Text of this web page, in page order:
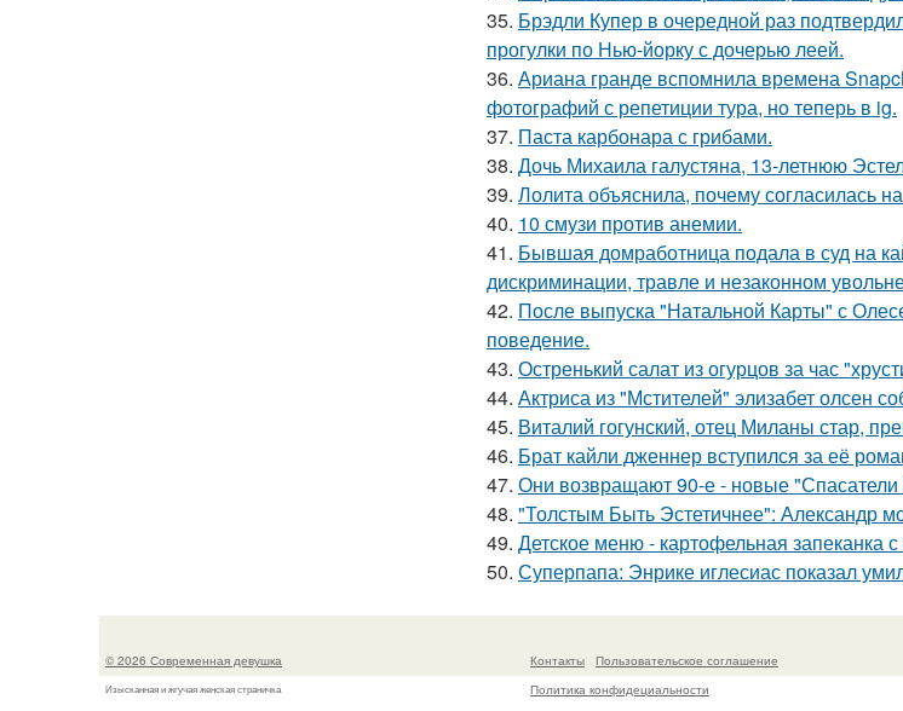
35. Брэдли Купер в очередной раз
прогулки по Нью-йорку с дочерью леей.
36. Ариана гранде вспомнила времена
фотографий с репетиции тура, но теперь в ig.
37. Паста карбонара с грибами.
38. Дочь Михаила галустяна, 13-летнюю
39. Лолита объяснила, почему согласилась
40. 10 смузи против анемии.
41. Бывшая домработница подала в суд на
дискриминации, травле и незаконном
42. После выпуска "Натальной Карты" с
поведение.
43. Остренький салат из огурцов за час
44. Актриса из "Мстителей" элизабет олсен
45. Виталий гогунский, отец Миланы стар,
46. Брат кайли дженнер вступился за её
47. Они возвращают 90-е - новые
48. "Толстым Быть Эстетичнее": Александр
49. Детское меню - картофельная запеканка с
50. Суперпапа: Энрике иглесиас показал
© 2026 Современная девушка
Изысканная и жгучая женская страничка
Контакты
Пользовательское соглашение
Политика конфидециальности